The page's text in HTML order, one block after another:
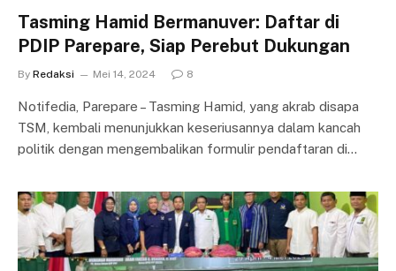
Tasming Hamid Bermanuver: Daftar di
PDIP Parepare, Siap Perebut Dukungan
By Redaksi Mei 14, 2024 8
Notifedia, Parepare – Tasming Hamid, yang akrab disapa
TSM, kembali menunjukkan keseriusannya dalam kancah
politik dengan mengembalikan formulir pendaftaran di…